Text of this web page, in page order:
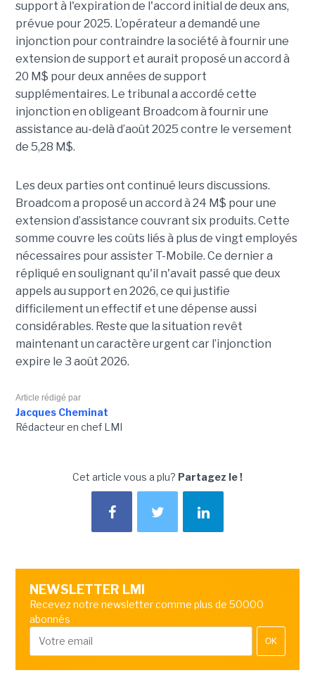
support à l'expiration de l'accord initial de deux ans,
prévue pour 2025. L’opérateur a demandé une
injonction pour contraindre la société à fournir une
extension de support et aurait proposé un accord à
20 M$ pour deux années de support
supplémentaires. Le tribunal a accordé cette
injonction en obligeant Broadcom à fournir une
assistance au-delà d’août 2025 contre le versement
de 5,28 M$.
Les deux parties ont continué leurs discussions.
Broadcom a proposé un accord à 24 M$ pour une
extension d’assistance couvrant six produits. Cette
somme couvre les coûts liés à plus de vingt employés
nécessaires pour assister T-Mobile. Ce dernier a
répliqué en soulignant qu'il n'avait passé que deux
appels au support en 2026, ce qui justifie
difficilement un effectif et une dépense aussi
considérables. Reste que la situation revêt
maintenant un caractère urgent car l’injonction
expire le 3 août 2026.
Article rédigé par
Jacques Cheminat
Rédacteur en chef LMI
Cet article vous a plu? Partagez le !
NEWSLETTER LMI
Recevez notre newsletter comme plus de 50000
abonnés
OK